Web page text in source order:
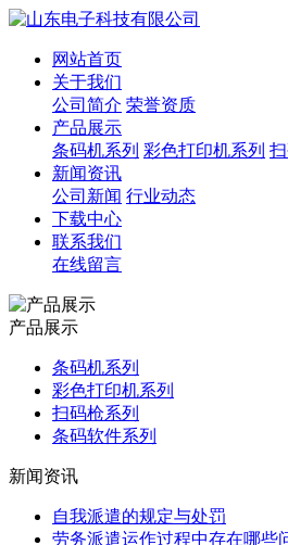
网站首页
关于我们
公司简介 荣誉资质
产品展示
条码机系列 彩色打印机系列
新闻资讯
公司新闻 行业动态
下载中心
联系我们
在线留言
产品展示
条码机系列
彩色打印机系列
扫码枪系列
条码软件系列
新闻资讯
自我派遣的规定与处罚
劳务派遣运作过程中存在哪些